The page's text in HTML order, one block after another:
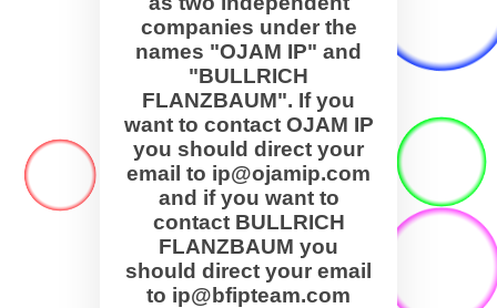
companies under the
names "OJAM IP" and
"BULLRICH
FLANZBAUM". If you
want to contact OJAM IP
you should direct your
email to ip@ojamip.com
and if you want to
contact BULLRICH
FLANZBAUM you
should direct your email
to ip@bfipteam.com